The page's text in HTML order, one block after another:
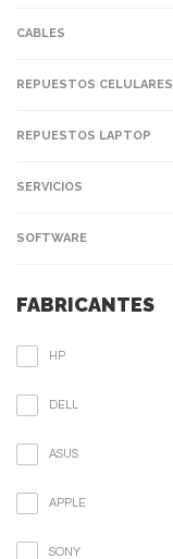
CABLES
REPUESTOS CELULARES
REPUESTOS LAPTOP
SERVICIOS
SOFTWARE
FABRICANTES
HP
DELL
ASUS
APPLE
SONY